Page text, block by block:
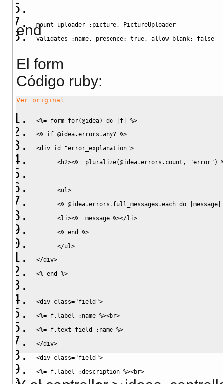
mount_uploader :picture , PictureUploader
validates
:name , presence: true , allow_blank: false
end
El form
Código ruby:
Ver original
<%= form_for(@idea) do f
%>
<% if @idea.errors .any? %>
<div id="error_explanation">
<h2><%= pluralize(@idea.errors . count , "error" )
<ul>
<% @idea.errors . full_messages .each do message
<li><%= message %></li>
<% end
%>
</ul>
</div>
<% end %>
<div class="field">
<%= f. label :name %><br>
<%= f.text_field :name %>
</div>
<div class="field">
<%= f. label :description %><br>